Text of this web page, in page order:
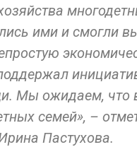
ими и смогли
Мы ожидаем, что
семей», –
Пастухова.